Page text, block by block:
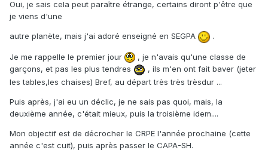
Oui, je sais cela peut paraître étrange, certains diront p'être que
je viens d'une
autre planète, mais j'ai adoré enseigné en SEGPA .
Je me rappelle le premier jour
, je n'avais qu'une classe de
garçons, et pas les plus tendres
, ils m'en ont fait baver (jeter
les tables,les chaises) Bref, au départ très très trèsdur ...
Puis après, j'ai eu un déclic, je ne sais pas quoi, mais, la
deuxième année, c'était mieux, puis la troisième idem....
Mon objectif est de décrocher le CRPE l'année prochaine (cette
année c'est cuit), puis après passer le CAPA-SH.